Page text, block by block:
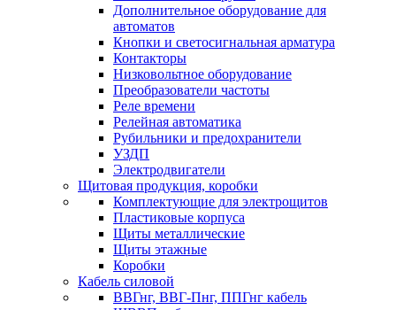
Дополнительное оборудование для
автоматов
Кнопки и светосигнальная арматура
Контакторы
Низковольтное оборудование
Преобразователи частоты
Реле времени
Релейная автоматика
Рубильники и предохранители
УЗДП
Электродвигатели
Щитовая продукция, коробки
Комплектующие для электрощитов
Пластиковые корпуса
Щиты металлические
Щиты этажные
Коробки
Кабель силовой
ВВГнг, ВВГ-Пнг, ППГнг кабель